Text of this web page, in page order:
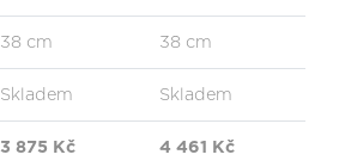
38 cm 38 cm
Skladem Skladem
3 875 Kč 4 461 Kč